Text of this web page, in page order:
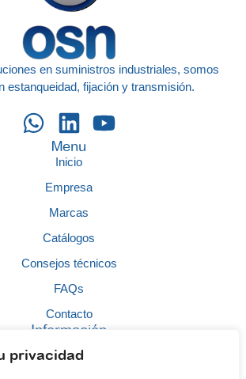
privacidad
en suministros industriales, somos
estanqueidad, fijación y transmisión.
Menu
Inicio
Empresa
Marcas
Catálogos
Consejos técnicos
FAQs
Contacto
Información